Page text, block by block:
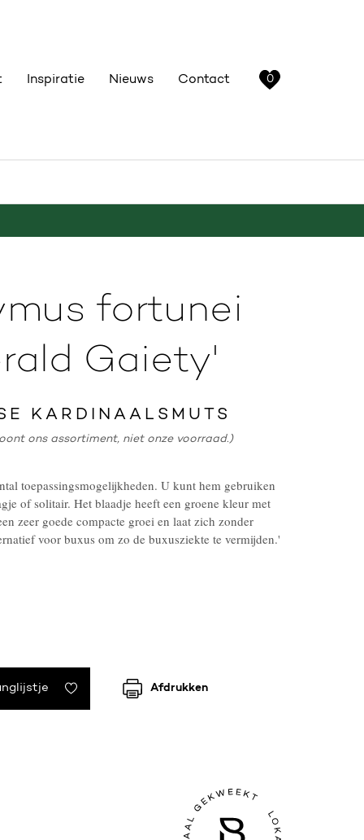
0
Inspiratie Nieuws Contact
fortunei
Gaiety'
KARDINAALSMUTS
ons assortiment, niet onze voorraad.)
toepassingsmogelijkheden. U kunt hem gebruiken
of solitair. Het blaadje heeft een groene kleur met
zeer goede compacte groei en laat zich zonder
voor buxus om zo de buxusziekte te vermijden.'
Afdrukken